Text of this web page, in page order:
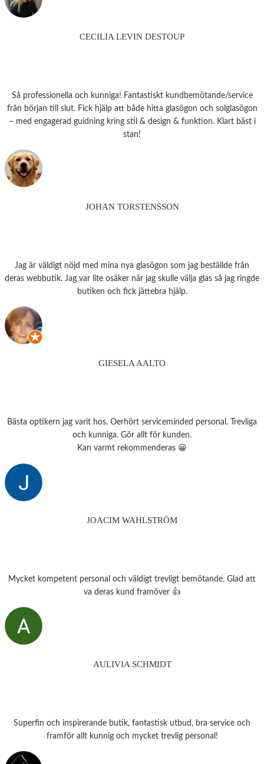
CECILIA LEVIN DESTOUP
Så professionella och kunniga! Fantastiskt kundbemötande/service
från början till slut. Fick hjälp att både hitta glasögon och solglasögon
– med engagerad guidning kring stil & design & funktion. Klart bäst i
stan!
JOHAN TORSTENSSON
Jag är väldigt nöjd med mina nya glasögon som jag beställde från
deras webbutik. Jag var lite osäker när jag skulle välja glas så jag ringde
butiken och fick jättebra hjälp.
GIESELA AALTO
Bästa optikern jag varit hos. Oerhört serviceminded personal. Trevliga
och kunniga. Gör allt för kunden.
Kan varmt rekommenderas 😀
JOACIM WAHLSTRÖM
Mycket kompetent personal och väldigt trevligt bemötande. Glad att
va deras kund framöver 👍
AULIVIA SCHMIDT
Superfin och inspirerande butik, fantastisk utbud, bra service och
framför allt kunnig och mycket trevlig personal!